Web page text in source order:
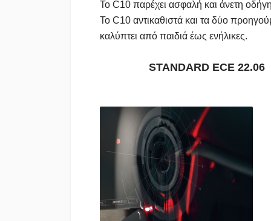
Το C10 παρέχει ασφαλή και άνετη
Το C10 αντικαθιστά και τα δύο
καλύπτει από παιδιά έως ενήλικες.
STANDARD ECE 22.06